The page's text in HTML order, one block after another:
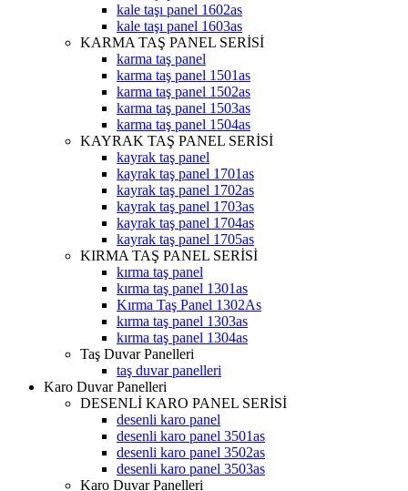
kale taşı panel 1602as
kale taşı panel 1603as
KARMA TAŞ PANEL SERİSİ
karma taş panel
karma taş panel 1501as
karma taş panel 1502as
karma taş panel 1503as
karma taş panel 1504as
KAYRAK TAŞ PANEL SERİSİ
kayrak taş panel
kayrak taş panel 1701as
kayrak taş panel 1702as
kayrak taş panel 1703as
kayrak taş panel 1704as
kayrak taş panel 1705as
KIRMA TAŞ PANEL SERİSİ
kırma taş panel
kırma taş panel 1301as
Kırma Taş Panel 1302As
kırma taş panel 1303as
kırma taş panel 1304as
Taş Duvar Panelleri
taş duvar panelleri
Karo Duvar Panelleri
DESENLİ KARO PANEL SERİSİ
desenli karo panel
desenli karo panel 3501as
desenli karo panel 3502as
desenli karo panel 3503as
Karo Duvar Panelleri